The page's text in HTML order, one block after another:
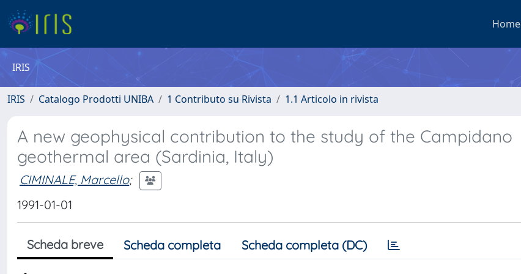
Home
IRIS
IRIS Catalogo Prodotti UNIBA 1 Contributo su Rivista 1.1 Articolo in rivista
A new geophysical contribution to the study of the Campidano
geothermal area (Sardinia, Italy)
CIMINALE, Marcello;
1991-01-01
Scheda breve Scheda completa Scheda completa (DC)